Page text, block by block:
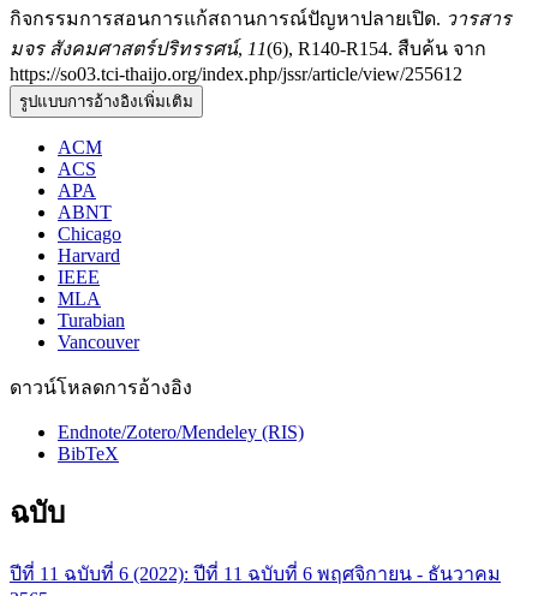
กิจกรรมการสอนการแก้สถานการณ์ปัญหาปลายเปิด. วารสาร
มจร สังคมศาสตร์ปริทรรศน์, 11(6), R140-R154. สืบค้น จาก
https://so03.tci-thaijo.org/index.php/jssr/article/view/255612
รูปแบบการอ้างอิงเพิ่มเติม
ACM
ACS
APA
ABNT
Chicago
Harvard
IEEE
MLA
Turabian
Vancouver
ดาวน์โหลดการอ้างอิง
Endnote/Zotero/Mendeley (RIS)
BibTeX
ฉบับ
ปีที่ 11 ฉบับที่ 6 (2022): ปีที่ 11 ฉบับที่ 6 พฤศจิกายน - ธันวาคม